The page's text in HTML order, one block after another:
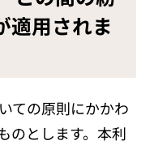
適用されま
ての原則にかかわ
のとします。本利